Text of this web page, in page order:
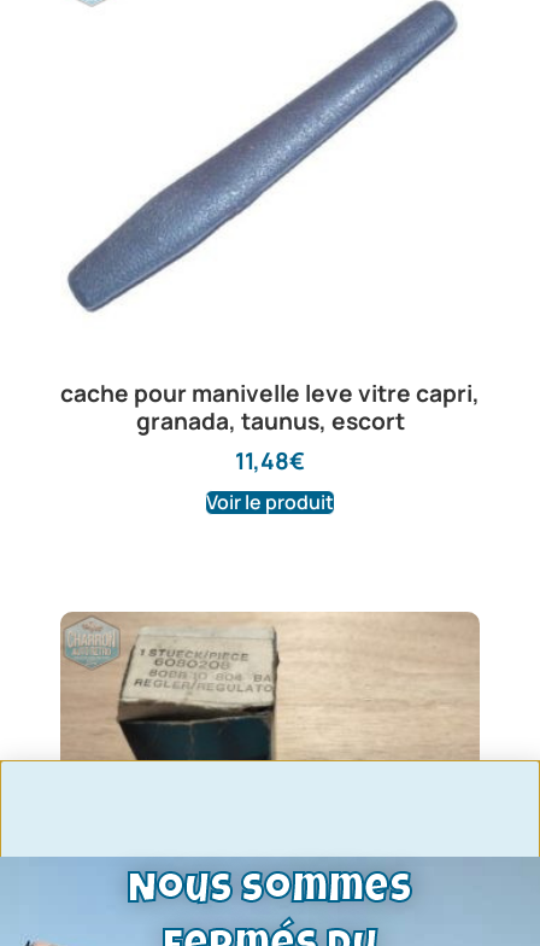
cache pour manivelle leve vitre capri,
granada, taunus, escort
11,48€
Voir le produit
Nous sommes